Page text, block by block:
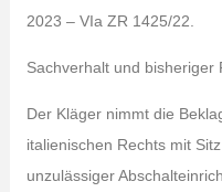
2023 – VIa ZR 1425/22.
Sachverhalt und bisheriger
Der Kläger nimmt die
italienischen Rechts mit
unzulässiger